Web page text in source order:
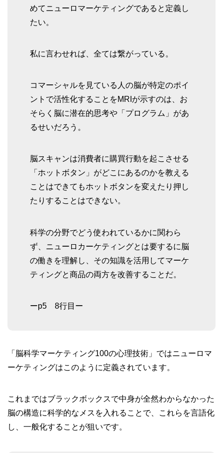
めてニューロマーケティングであると定義し
たい。
私に言わせれば、全ては繋がっている。
コマーシャルを見ている人の脳が特定のポイ
ントで活性化することをMRIが示すのは、お
そらく脳に潜在的思考や「プログラム」があ
るせいだろう。
脳スキャンは消費者に購買行動を起こさせる
「ホットボタン」がどこにあるのかを教える
ことはできてもホットボタンを変えたり押し
たりすることはできない。
科学の分野でどう使われているかに関わら
ず、ニューロカーケティングとは要するに脳
の働きを理解し、その知識を活用してマーケ
ティングと商品の両方を改善することだ。
ーp5 8行目ー
「脳科学マーケティング100の心理技術」ではニューロマ
ーケティングはこのように定義されています。
これまではブラックボックスで中身が全然わからなかった
脳の構造に科学的なメスを入れることで、これらを言語化
し、一般化することが狙いです。